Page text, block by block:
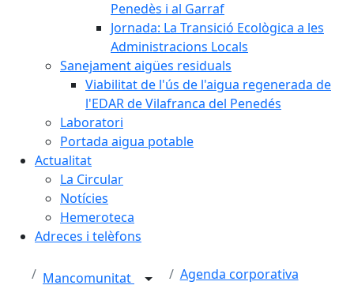
Penedès i al Garraf
Jornada: La Transició Ecològica a les
Administracions Locals
Sanejament aigües residuals
Viabilitat de l'ús de l'aigua regenerada de
l'EDAR de Vilafranca del Penedés
Laboratori
Portada aigua potable
Actualitat
La Circular
Notícies
Hemeroteca
Adreces i telèfons
Mancomunitat Agenda corporativa